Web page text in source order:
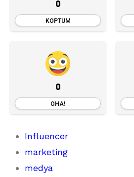
0
KOPTUM
0
OHA!
Influencer
marketing
medya